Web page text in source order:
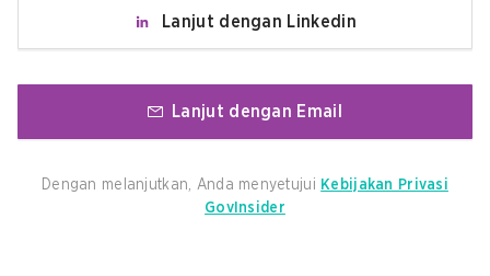
Lanjut dengan Linkedin
Lanjut dengan Email
Dengan melanjutkan, Anda menyetujui Kebijakan Privasi
GovInsider